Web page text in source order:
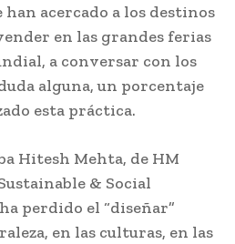
acercado a los destinos
en las grandes ferias
a conversar con los
alguna, un porcentaje
esta práctica.
Hitesh Mehta, de HM
& Social
perdido el “diseñar”
en las culturas, en las